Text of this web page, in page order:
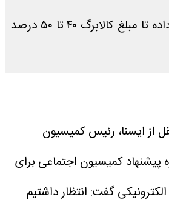
وزارت کار پیشنهاد داده تا مبلغ کالابرگ ۴۰ تا ۵۰ درصد
از ایسنا، رئیس کمیسیون
پیشنهاد کمیسیون اجتماعی برای
الکترونیکی گفت: انتظار داشتیم